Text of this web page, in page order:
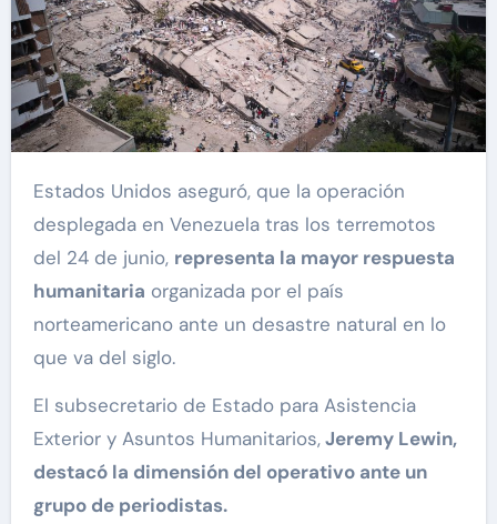
Estados Unidos aseguró, que la operación
desplegada en Venezuela tras los terremotos
del 24 de junio, representa la mayor respuesta
humanitaria organizada por el país
norteamericano ante un desastre natural en lo
que va del siglo.
El subsecretario de Estado para Asistencia
Exterior y Asuntos Humanitarios,Jeremy Lewin,
destacó la dimensión del operativo ante un
grupo de periodistas.